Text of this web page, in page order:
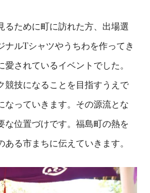
るために町に訪れた方、出場選
ナルTシャツやうちわを作ってき
されているイベントでした。
競技になることを目指すうえで
なっていきます。その源流とな
な位置づけです。福島町の熱を
る市まちに伝えていきます。